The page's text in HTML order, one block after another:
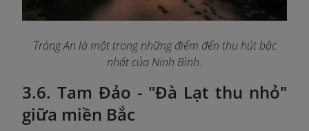
Tràng An là một trong những điểm đến thu hút bậc
nhất của Ninh Bình.
3.6. Tam Đảo - "Đà Lạt thu nhỏ"
giữa miền Bắc